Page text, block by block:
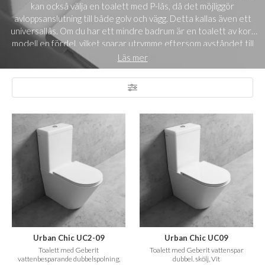
kan också välja en toalett med P-lås, då det möjliggör
avloppsanslutning till både golv och vägg. Detta kallas även ett
universallås. Om du har ett mindre badrum är en toalett av kort
modell en fördel, vilket sparar utrymme eftersom avståndet till
väggen minskar. Detta ses ofta med en golvstående toalett med
P-lås.Letar du efter en vägghängd toalett istället? Klicka här
Läs mer
Urban Chic UC2-09
Toalett med Geberit
vattenbesparande dubbelspolning,
Urban Chic UC09
Toalett med Geberit vattenspar
dubbel. skölj, Vit